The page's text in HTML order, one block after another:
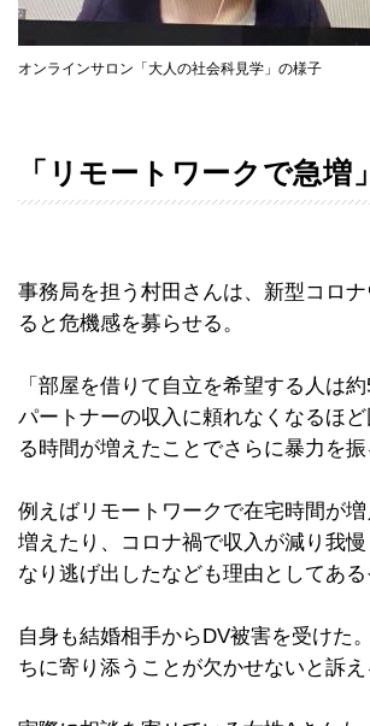
オンラインサロン「大人の社会科見学」の様子
「リモートワークで急増
事務局を担う村田さんは、新型コロ
ると危機感を募らせる。
「部屋を借りて自立を希望する人は
パートナーの収入に頼れなくなるほ
る時間が増えたことでさらに暴力を
例えばリモートワークで在宅時間が
増えたり、コロナ禍で収入が減り我
なり逃げ出したなども理由としてある
自身も結婚相手からDV被害を受けた
ちに寄り添うことが欠かせないと訴え